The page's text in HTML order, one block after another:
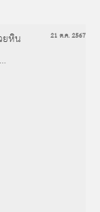
ยหิน
21 ต.ค. 2567